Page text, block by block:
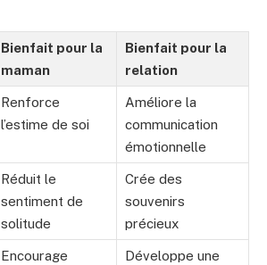
Bienfait pour la
maman
Bienfait pour la
relation
Renforce
l’estime de soi
Améliore la
communication
émotionnelle
Réduit le
sentiment de
solitude
Crée des
souvenirs
précieux
Encourage
Développe une